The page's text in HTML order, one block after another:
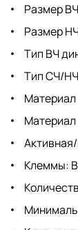
Размер
Размер
Тип ВЧ
Тип СЧ/
Клеммы: